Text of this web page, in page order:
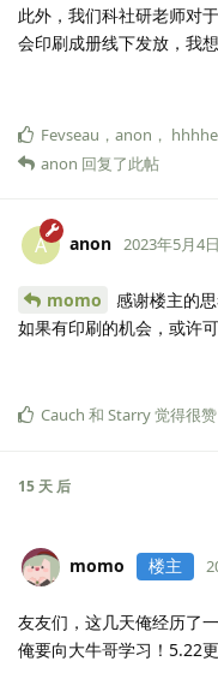
此外，我们科社研老师对
会印刷成册线下发放，我
Fevseau ， anon ， hhhhe
anon 回复了此帖
A anon 2023年5月4日
momo
感谢楼主的
如果有印刷的机会，或许
Cauch 和 Starry觉得很赞
15 天 后
momo 楼主
友友们，这几天俺经历了
俺要向大牛哥学习！5.22